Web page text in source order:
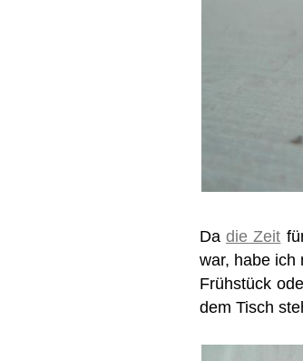
Dadie Zeit
war, habe ich
Frühstück
dem Tisch